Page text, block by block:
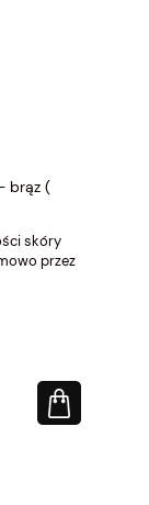
brąz (
skóry
przez